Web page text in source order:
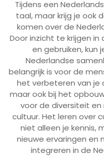
Tijdens een
taal, maar krijg je ook
komen over de
Door inzicht te krijgen
en gebruiken, kun
Nederlandse
belangrijk is voor de
het verbeteren van je
maar ook bij het
voor de diversiteit en
cultuur. Het leren over
niet alleen je kennis,
nieuwe ervaringen en
integreren in de